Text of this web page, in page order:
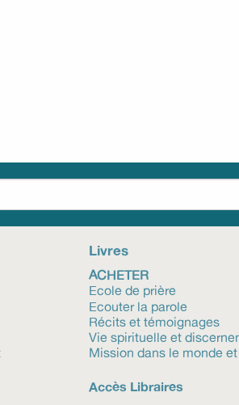
Livres
ACHETER
Ecole de prière
Ecouter la parole
Récits et témoignages
Vie spirituelle et
Mission dans le monde
Accès Libraires